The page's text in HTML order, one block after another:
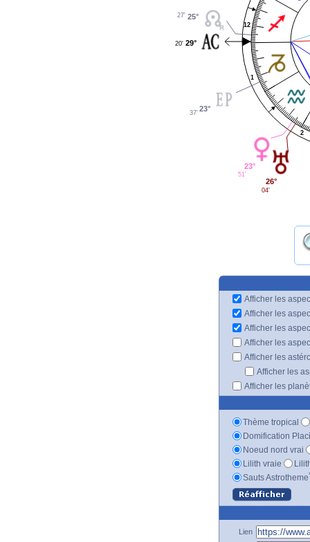
1
2
12
25°
27'
29°
20'
23°
37'
23°
51'
26°
04'
Afficher les
Afficher les
Afficher les
Afficher les
Afficher les
Afficher les
Afficher les
Thème tropical
Domification
Noeud nord vrai
Lilith vraie
Sauts Astrotheme
Lien